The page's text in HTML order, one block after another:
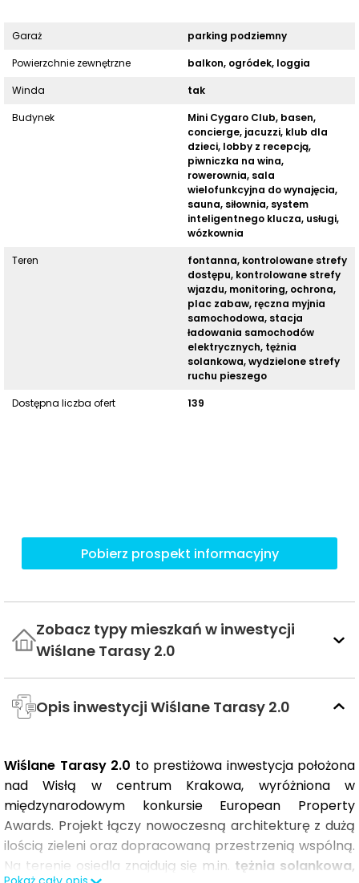
Garaż
parking podziemny
Powierzchnie zewnętrzne
balkon, ogródek, loggia
Winda
tak
Budynek
Mini Cygaro Club, basen,
concierge, jacuzzi, klub dla
dzieci, lobby z recepcją,
piwniczka na wina,
rowerownia, sala
wielofunkcyjna do wynajęcia,
sauna, siłownia, system
inteligentnego klucza, usługi,
wózkownia
Teren
fontanna, kontrolowane strefy
dostępu, kontrolowane strefy
wjazdu, monitoring, ochrona,
plac zabaw, ręczna myjnia
samochodowa, stacja
ładowania samochodów
elektrycznych, tężnia
solankowa, wydzielone strefy
ruchu pieszego
Dostępna liczba ofert
139
Pobierz prospekt informacyjny
Zobacz typy mieszkań w inwestycji
Wiślane Tarasy 2.0
Opis inwestycji Wiślane Tarasy 2.0
Wiślane Tarasy 2.0 to prestiżowa inwestycja położona
nad Wisłą w centrum Krakowa, wyróżniona w
międzynarodowym konkursie European Property
Awards. Projekt łączy nowoczesną architekturę z dużą
ilością zieleni oraz dopracowaną przestrzenią wspólną.
Na terenie osiedla znajdują się m.in. tężnia solankowa,